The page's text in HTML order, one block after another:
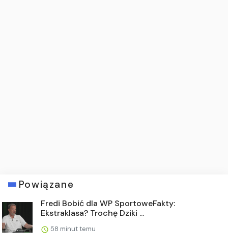
Powiązane
Fredi Bobić dla WP SportoweFakty:
Ekstraklasa? Trochę Dziki ...
58 minut temu